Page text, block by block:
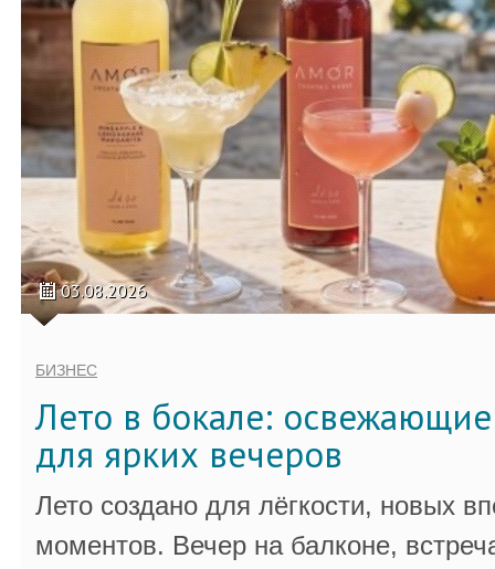
03.08.2026
БИЗНЕС
Лето в бокале:
для ярких вечеров
Лето создано для лёгкости, новых
моментов. Вечер на балконе,